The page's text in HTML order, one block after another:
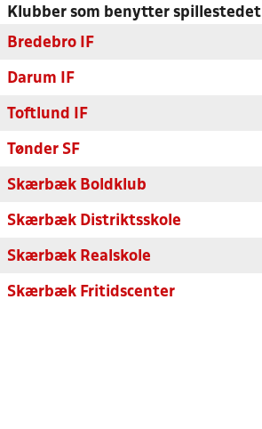
Klubber som benytter spillestedet
Bredebro IF
Darum IF
Toftlund IF
Tønder SF
Skærbæk Boldklub
Skærbæk Distriktsskole
Skærbæk Realskole
Skærbæk Fritidscenter